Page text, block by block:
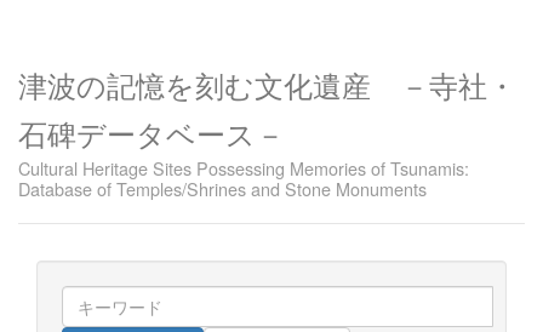
津波の記憶を刻む文化遺産 －寺社・
石碑データベース－
Cultural Heritage Sites Possessing Memories of Tsunamis:
Database of Temples/Shrines and Stone Monuments